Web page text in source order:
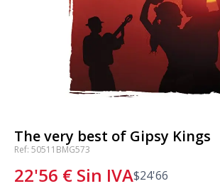
The very best of Gipsy Kings
Ref: 50511BMG573
22'56 € Sin IVA$24'66